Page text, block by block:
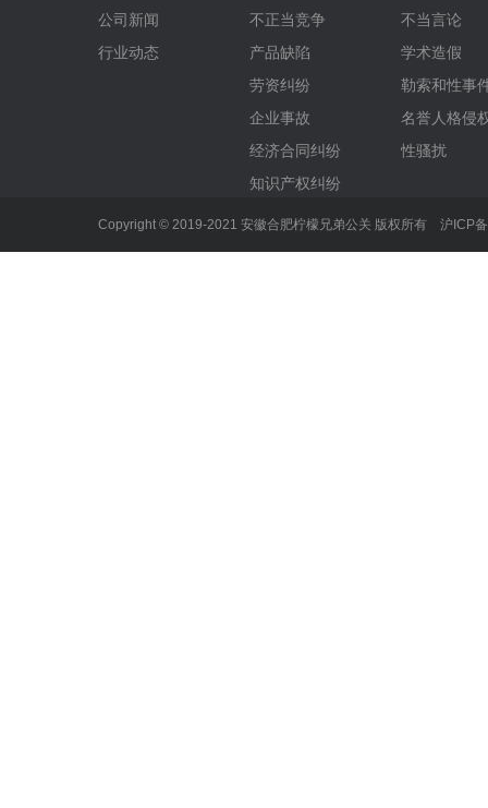
公司新闻
行业动态
不正当竞争
产品缺陷
劳资纠纷
企业事故
经济合同纠纷
知识产权纠纷
不当言论
学术造假
勒索和性事
名誉人格侵
性骚扰
Copyright © 2019-2021 安徽合肥柠檬兄弟公关 版权所有 沪ICP